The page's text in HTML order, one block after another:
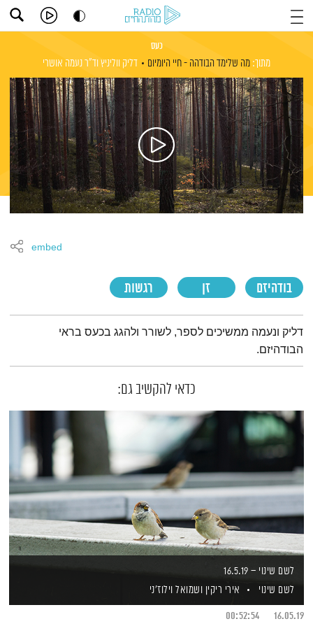
כעס
מתוך: מה שלימד הבודהה - חיי היומיום דליק ווליניץוד"ר נעמה אושרי
בודהיזם זן רגשות
embed
תמצית הפודקאסט
דליק ונעמה ממשיכים לספר, לשורר ולהגג בכעס בראי
הבודהיזם.
כדאי להקשיב גם:
לשם שינוי – 16.5.19
לשם שינוי
אירי ריקין ושמואל וילוז'ני
16.05.19
00:52:54